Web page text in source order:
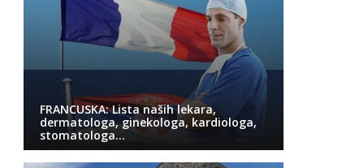
FRANCUSKA: Lista naših lekara,
dermatologa, ginekologa, kardiologa,
stomatologa…